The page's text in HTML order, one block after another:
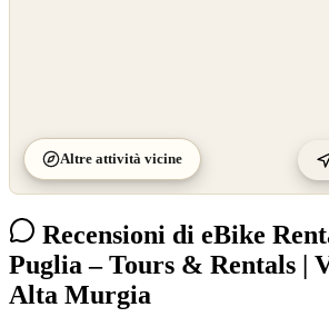
Altre attività vicine
Recensioni di eBike
Puglia – Tours & Rentals |
Alta Murgia